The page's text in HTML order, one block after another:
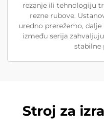
rezanje ili tehnologiju
rezne rubove.
uredno prerežemo,
između serija
stabilne
Stroj za